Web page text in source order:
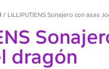
/ LILLIPUTIENS Sonajero con asas
dragón